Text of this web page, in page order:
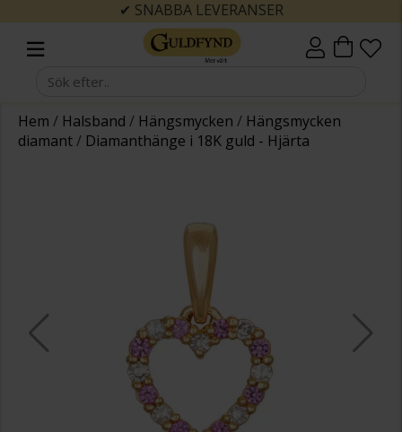
✔ SNABBA LEVERANSER
Hem / Halsband / Hängsmycken / Hängsmycken
diamant/ Diamanthänge i 18K guld - Hjärta